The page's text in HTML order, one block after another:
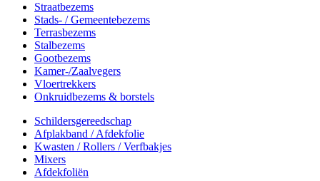
Straatbezems
Stads- / Gemeentebezems
Terrasbezems
Stalbezems
Gootbezems
Kamer-/Zaalvegers
Vloertrekkers
Onkruidbezems & borstels
Schildersgereedschap
Afplakband / Afdekfolie
Kwasten / Rollers / Verfbakjes
Mixers
Afdekfoliën